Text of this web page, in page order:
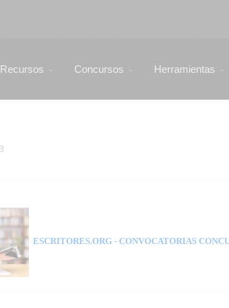
Recursos Concursos Herramientas
ESCRITORES.ORG - CONVOCATORIAS